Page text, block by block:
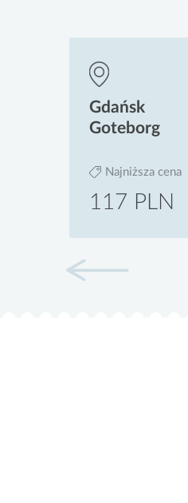
Gdańsk
Goteborg
Najniższa cena
117 PLN